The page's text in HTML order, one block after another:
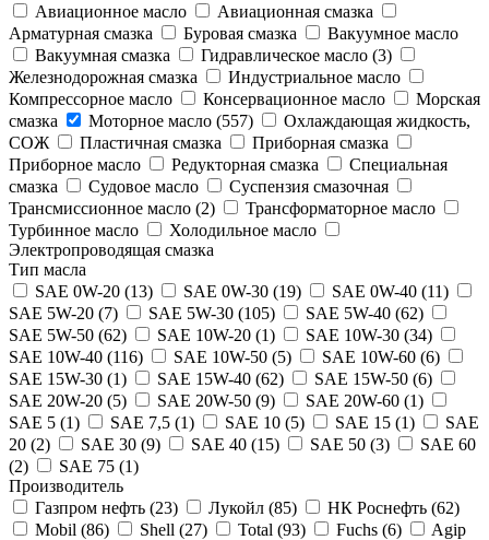
Авиационное масло
Авиационная смазка
Арматурная смазка
Буровая смазка
Вакуумное масло
Вакуумная смазка
Гидравлическое масло (3)
Железнодорожная смазка
Индустриальное масло
Компрессорное масло
Консервационное масло
Морская
смазка
Моторное масло (557)
Охлаждающая жидкость,
СОЖ
Пластичная смазка
Приборная смазка
Приборное масло
Редукторная смазка
Специальная
смазка
Судовое масло
Суспензия смазочная
Трансмиссионное масло (2)
Трансформаторное масло
Турбинное масло
Холодильное масло
Электропроводящая смазка
Тип масла
SAE 0W-20 (13)
SAE 0W-30 (19)
SAE 0W-40 (11)
SAE 5W-20 (7)
SAE 5W-30 (105)
SAE 5W-40 (62)
SAE 5W-50 (62)
SAE 10W-20 (1)
SAE 10W-30 (34)
SAE 10W-40 (116)
SAE 10W-50 (5)
SAE 10W-60 (6)
SAE 15W-30 (1)
SAE 15W-40 (62)
SAE 15W-50 (6)
SAE 20W-20 (5)
SAE 20W-50 (9)
SAE 20W-60 (1)
SAE 5 (1)
SAE 7,5 (1) SAE 10 (5) SAE 15 (1)
SAE
20 (2)
SAE 30 (9) SAE 40 (15) SAE 50 (3)
SAE 60
(2)
SAE 75 (1)
Производитель
Газпром нефть (23)
Лукойл (85)
НК Роснефть (62)
Mobil (86)
Shell (27) Total (93) Fuchs (6)
Agip